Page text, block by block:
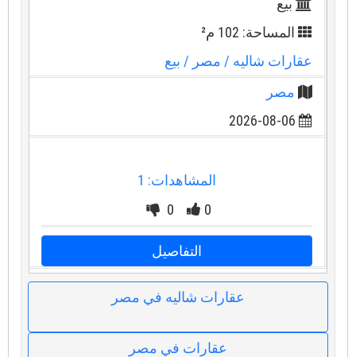
المساحة: 102 م²
عقارات شاليه/ مصر / بيع
مصر
2026-08-06
المشاهدات: 1
0
0
التفاصيل
عقارات شاليه في مصر
عقارات في مصر